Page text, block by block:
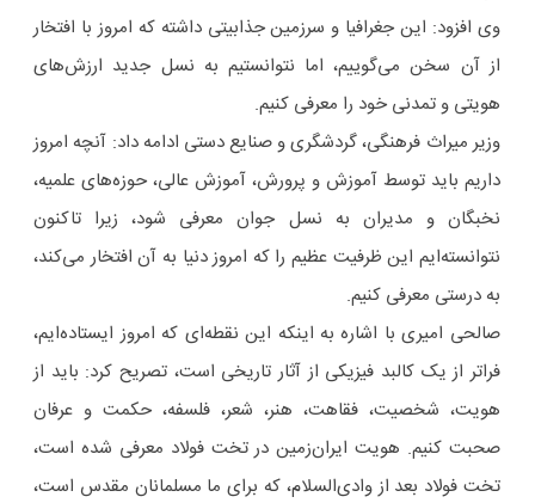
وی افزود: این جغرافیا و سرزمین جذابیتی داشته که امروز با افتخار
از آن سخن می‌گوییم، اما نتوانستیم به نسل جدید ارزش‌های
هویتی و تمدنی خود را معرفی کنیم.
وزیر میراث فرهنگی، گردشگری و صنایع دستی ادامه داد: آنچه امروز
داریم باید توسط آموزش و پرورش، آموزش عالی، حوزه‌های علمیه،
نخبگان و مدیران به نسل جوان معرفی شود، زیرا تاکنون
نتوانسته‌ایم این ظرفیت عظیم را که امروز دنیا به آن افتخار می‌کند،
به درستی معرفی کنیم.
صالحی امیری با اشاره به اینکه این نقطه‌ای که امروز ایستاده‌ایم،
فراتر از یک کالبد فیزیکی از آثار تاریخی است، تصریح کرد: باید از
هویت، شخصیت، فقاهت، هنر، شعر، فلسفه، حکمت و عرفان
صحبت کنیم. هویت ایران‌زمین در تخت فولاد معرفی شده است،
تخت فولاد بعد از وادی‌السلام، که برای ما مسلمانان مقدس است،